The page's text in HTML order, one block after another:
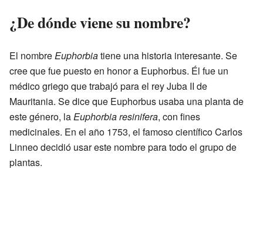
¿De dónde viene su nombre?
El nombreEuphorbiatiene una historia interesante. Se
cree que fue puesto en honor a Euphorbus. Él fue un
médico griego que trabajó para el rey Juba II de
Mauritania. Se dice que Euphorbus usaba una planta de
este género, laEuphorbia resinifera, con fines
medicinales. En el año 1753, el famoso científico Carlos
Linneo decidió usar este nombre para todo el grupo de
plantas.